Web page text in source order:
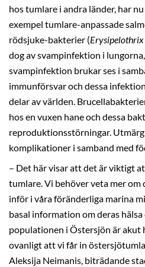
hos tumlare i andra länder, har
exempel tumlare-anpassade
rödsjuke-bakterier (
dog av svampinfektion i
svampinfektion brukar ses i
immunförsvar och dessa
delar av världen.
hos en vuxen hane och dessa
reproduktionsstörningar.
komplikationer i samband med
– Det här visar att det är viktigt
tumlare. Vi behöver veta mer
inför i våra föränderliga marina
basal information om deras
populationen i Östersjön är akut
ovanligt att vi får in
Aleksija Neimanis, biträdande